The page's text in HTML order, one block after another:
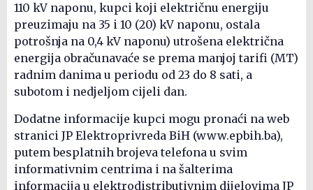
110 kV naponu, kupci koji električnu energiju
preuzimaju na 35 i 10 (20) kV naponu, ostala
potrošnja na 0,4 kV naponu) utrošena električna
energija obračunavaće se prema manjoj tarifi (MT)
radnim danima u periodu od 23 do 8 sati, a
subotom i nedjeljom cijeli dan.
Dodatne informacije kupci mogu pronaći na web
stranici JP Elektroprivreda BiH (www.epbih.ba),
putem besplatnih brojeva telefona u svim
informativnim centrima i na šalterima
informacija u elektrodistributivnim dijelovima JP